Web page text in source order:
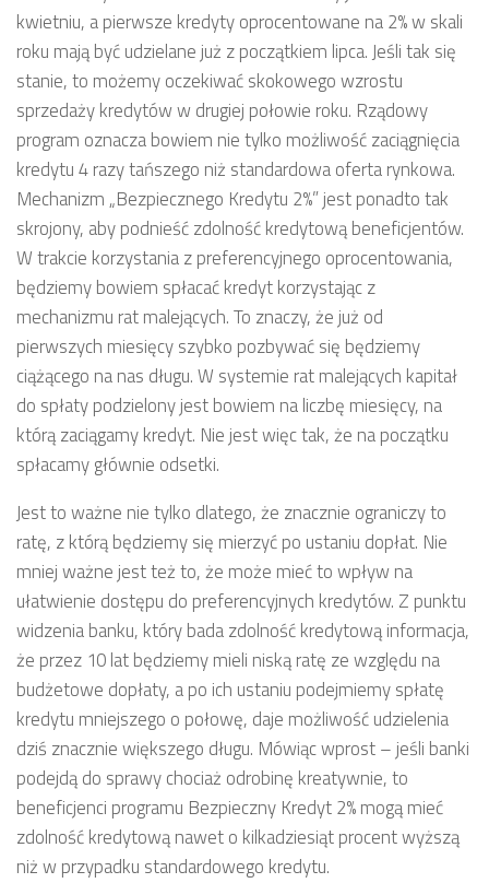
kwietniu, a pierwsze kredyty oprocentowane na 2% w skali
roku mają być udzielane już z początkiem lipca. Jeśli tak się
stanie, to możemy oczekiwać skokowego wzrostu
sprzedaży kredytów w drugiej połowie roku. Rządowy
program oznacza bowiem nie tylko możliwość zaciągnięcia
kredytu 4 razy tańszego niż standardowa oferta rynkowa.
Mechanizm „Bezpiecznego Kredytu 2%” jest ponadto tak
skrojony, aby podnieść zdolność kredytową beneficjentów.
W trakcie korzystania z preferencyjnego oprocentowania,
będziemy bowiem spłacać kredyt korzystając z
mechanizmu rat malejących. To znaczy, że już od
pierwszych miesięcy szybko pozbywać się będziemy
ciążącego na nas długu. W systemie rat malejących kapitał
do spłaty podzielony jest bowiem na liczbę miesięcy, na
którą zaciągamy kredyt. Nie jest więc tak, że na początku
spłacamy głównie odsetki.
Jest to ważne nie tylko dlatego, że znacznie ograniczy to
ratę, z którą będziemy się mierzyć po ustaniu dopłat. Nie
mniej ważne jest też to, że może mieć to wpływ na
ułatwienie dostępu do preferencyjnych kredytów. Z punktu
widzenia banku, który bada zdolność kredytową informacja,
że przez 10 lat będziemy mieli niską ratę ze względu na
budżetowe dopłaty, a po ich ustaniu podejmiemy spłatę
kredytu mniejszego o połowę, daje możliwość udzielenia
dziś znacznie większego długu. Mówiąc wprost – jeśli banki
podejdą do sprawy chociaż odrobinę kreatywnie, to
beneficjenci programu Bezpieczny Kredyt 2% mogą mieć
zdolność kredytową nawet o kilkadziesiąt procent wyższą
niż w przypadku standardowego kredytu.